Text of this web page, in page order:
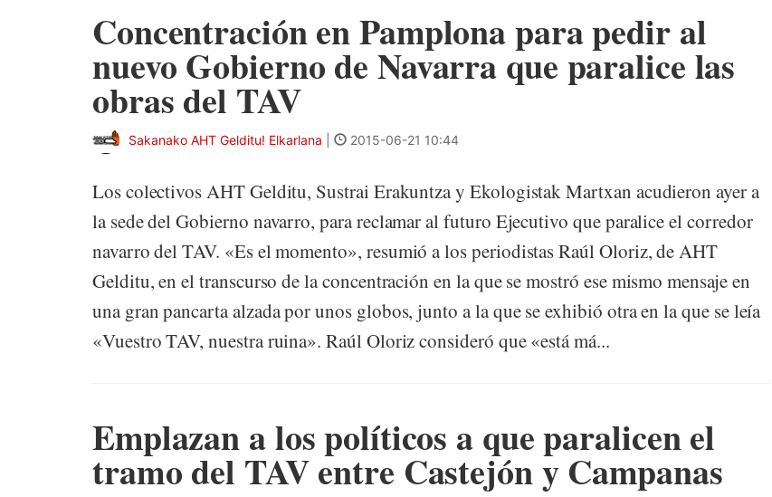
Concentración en Pamplona para pedir al
nuevo Gobierno de Navarra que paralice las
obras del TAV
Sakanako AHT Gelditu! Elkarlana 2015-06-21 10:44
Los colectivos AHT Gelditu, Sustrai Erakuntza y Ekologistak Martxan acudieron ayer a
la sede del Gobierno navarro, para reclamar al futuro Ejecutivo que paralice el corredor
navarro del TAV. «Es el momento», resumió a los periodistas Raúl Oloriz, de AHT
Gelditu, en el transcurso de la concentración en la que se mostró ese mismo mensaje en
una gran pancarta alzada por unos globos, junto a la que se exhibió otra en la que se leía
«Vuestro TAV, nuestra ruina». Raúl Oloriz consideró que «está má...
Emplazan a los políticos a que paralicen el
tramo del TAV entre Castejón y Campanas